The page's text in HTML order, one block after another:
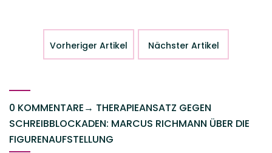
Vorheriger Artikel Nächster Artikel
0 KOMMENTARE→ THERAPIEANSATZ GEGEN
SCHREIBBLOCKADEN: MARCUS RICHMANN ÜBER DIE
FIGURENAUFSTELLUNG